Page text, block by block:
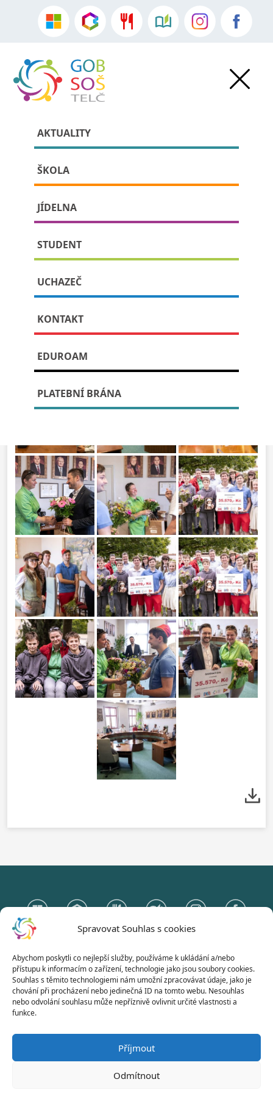
Spravovat Souhlas s cookies
Abychom poskytli co nejlepší služby, používáme k ukládání a/nebo
přístupu k informacím o zařízení, technologie jako jsou soubory cookies.
Souhlas s těmito technologiemi nám umožní zpracovávat údaje, jako je
chování při procházení nebo jedinečná ID na tomto webu. Nesouhlas
nebo odvolání souhlasu může nepříznivě ovlivnit určité vlastnosti a
funkce.
Příjmout
Odmítnout
AKTUALITY
ŠKOLA
JÍDELNA
STUDENT
UCHAZEČ
KONTAKT
EDUROAM
PLATEBNÍ BRÁNA
» » detail příspěvku:
Rychlé šípy pomáhají i v 21.
století
Publikováno: 25. června, 2026
Gymnázium Otokara Březiny
a Střední odborná škola Telč
Hradecká 235, 588 56 Telč
© 2026 | Všechna práva vyhrazena |Gymnázium Otokara Březiny a Střední odborná